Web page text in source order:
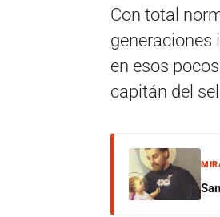
Con total
generaciones
en esos
capitán del